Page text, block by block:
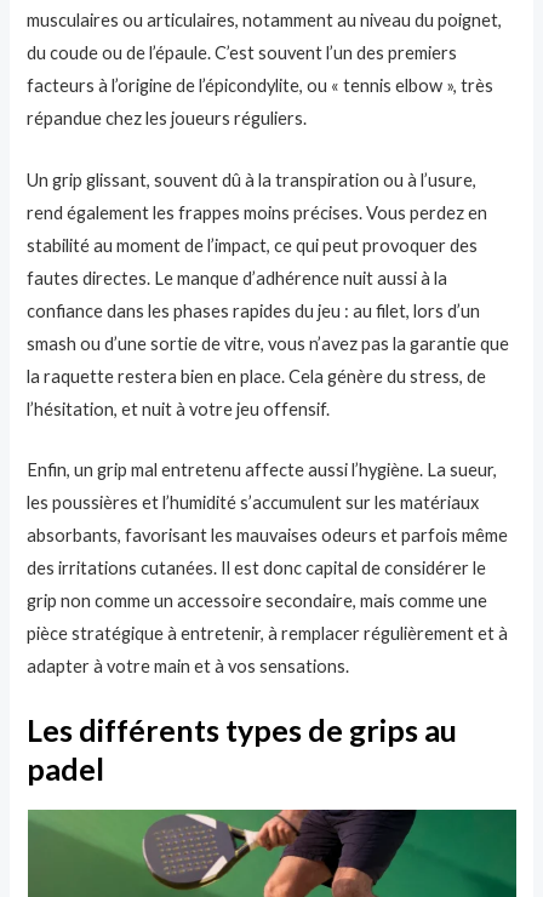
musculaires ou articulaires, notamment au niveau du poignet,
du coude ou de l’épaule. C’est souvent l’un des premiers
facteurs à l’origine de l’épicondylite, ou « tennis elbow », très
répandue chez les joueurs réguliers.
Un grip glissant, souvent dû à la transpiration ou à l’usure,
rend également les frappes moins précises. Vous perdez en
stabilité au moment de l’impact, ce qui peut provoquer des
fautes directes. Le manque d’adhérence nuit aussi à la
confiance dans les phases rapides du jeu : au filet, lors d’un
smash ou d’une sortie de vitre, vous n’avez pas la garantie que
la raquette restera bien en place. Cela génère du stress, de
l’hésitation, et nuit à votre jeu offensif.
Enfin, un grip mal entretenu affecte aussi l’hygiène. La sueur,
les poussières et l’humidité s’accumulent sur les matériaux
absorbants, favorisant les mauvaises odeurs et parfois même
des irritations cutanées. Il est donc capital de considérer le
grip non comme un accessoire secondaire, mais comme une
pièce stratégique à entretenir, à remplacer régulièrement et à
adapter à votre main et à vos sensations.
Les différents types de grips au
padel